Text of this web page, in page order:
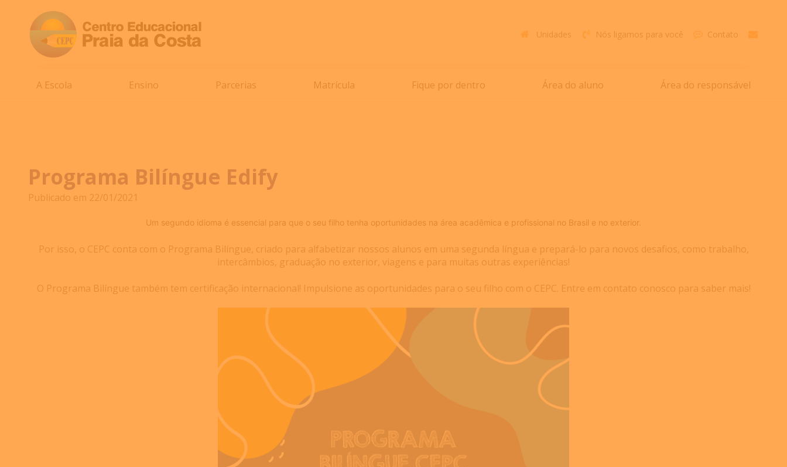
Unidades Nós ligamos para você Contato
A Escola Ensino Parcerias Matrícula Fique por dentro Área do aluno Área do responsável
Programa Bilíngue Edify
Publicado em 22/01/2021
Um segundo idioma é essencial para que o seu filho tenha oportunidades na área acadêmica e profissional no Brasil e no exterior.
Por isso, o CEPC conta com o Programa Bilíngue, criado para alfabetizar nossos alunos em uma segunda língua e prepará-lo para novos desafios, como trabalho,
intercâmbios, graduação no exterior, viagens e para muitas outras experiências!
O Programa Bilíngue também tem certificação internacional! Impulsione as oportunidades para o seu filho com o CEPC. Entre em contato conosco para saber mais!